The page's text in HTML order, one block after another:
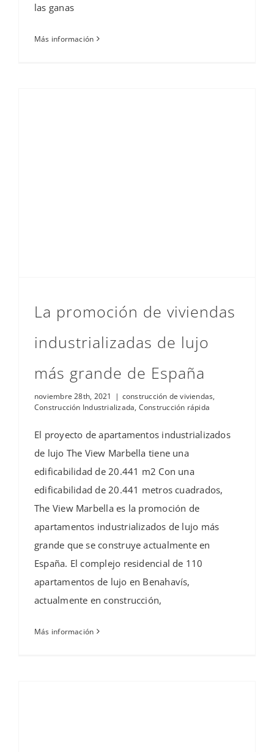
las ganas
Más información
La promoción de viviendas
industrializadas de lujo
más grande de España
noviembre 28th, 2021 | construcción de viviendas,
Construcción Industrializada, Construcción rápida
El proyecto de apartamentos industrializados
de lujo The View Marbella tiene una
edificabilidad de 20.441 m2 Con una
edificabilidad de 20.441 metros cuadrados,
The View Marbella es la promoción de
apartamentos industrializados de lujo más
grande que se construye actualmente en
España. El complejo residencial de 110
apartamentos de lujo en Benahavís,
actualmente en construcción,
Más información